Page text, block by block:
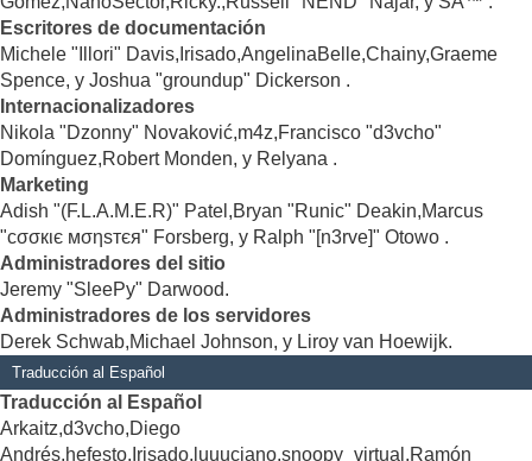
Escritores de documentación
Michele "Illori" Davis,Irisado,AngelinaBelle,Chainy,Graeme
Spence, y Joshua "groundup" Dickerson .
Internacionalizadores
Nikola "Dzonny" Novaković,m4z,Francisco "d3vcho"
Domínguez,Robert Monden, y Relyana .
Marketing
Adish "(F.L.A.M.E.R)" Patel,Bryan "Runic" Deakin,Marcus
"cσσкιє мσηѕтєя" Forsberg, y Ralph "[n3rve]" Otowo .
Administradores del sitio
Jeremy "SleePy" Darwood.
Administradores de los servidores
Derek Schwab,Michael Johnson, y Liroy van Hoewijk.
Traducción al Español
Traducción al Español
Arkaitz,d3vcho,Diego
Andrés,hefesto,Irisado,luuuciano,snoopy_virtual,Ramón